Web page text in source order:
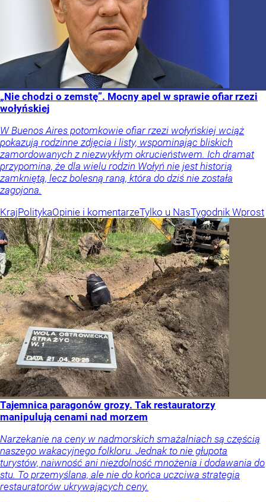
„Nie chodzi o zemstę”. Mocny apel w sprawie ofiar rzezi
wołyńskiej
W Buenos Aires potomkowie ofiar rzezi wołyńskiej wciąż
pokazują rodzinne zdjęcia i listy, wspominając bliskich
zamordowanych z niezwykłym okrucieństwem. Ich dramat
przypomina, że dla wielu rodzin Wołyń nie jest historią
zamkniętą, lecz bolesną raną, która do dziś nie została
zagojona.
KrajPolitykaOpinie i komentarzeTylko u NasTygodnik Wprost
Tajemnica paragonów grozy. Tak restauratorzy
manipulują cenami nad morzem
Narzekanie na ceny w nadmorskich smażalniach są częścią
naszego wakacyjnego folkloru. Jednak to nie głupota
turystów, naiwność ani niezdolność mnożenia i dodawania do
stu. To przemyślana, ale nie do końca uczciwa strategia
restauratorów ukrywających ceny.